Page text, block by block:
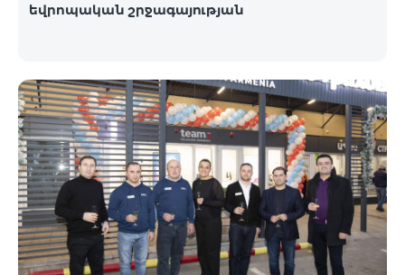
եվրոպական շրջագայության